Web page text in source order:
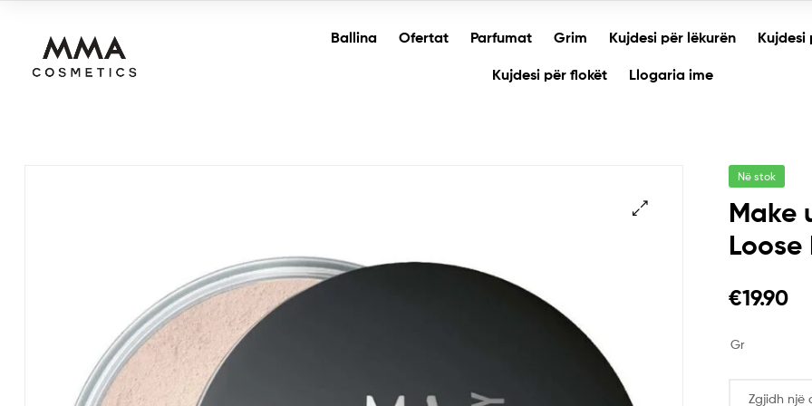
Ballina Ofertat Parfumat Grim Kujdesi për lëkurën Kujdesi
Kujdesi për flokët Llogaria ime
Në stok
Make
Loose
€19.90
Gr